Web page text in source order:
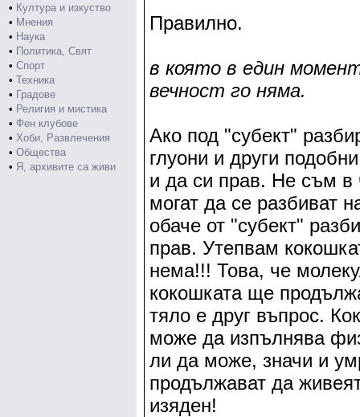
• Култура и изкуство
• Мнения
• Наука
• Политика, Свят
• Спорт
• Техника
• Градове
• Религия и мистика
• Фен клубове
• Хоби, Развлечения
• Общества
• Я, архивите са живи
Правилно.
в която в един
вечност го няма.
Ако под "субект"
глуони и други
и да си прав. Не съм в
могат да се разбиват
обаче от "субект"
прав. Утепвам
нема!!! Това, че
кокошката ще
тяло е друг въпрос.
може да изпълнява
ли да може, значи и
продължават да
изяден!